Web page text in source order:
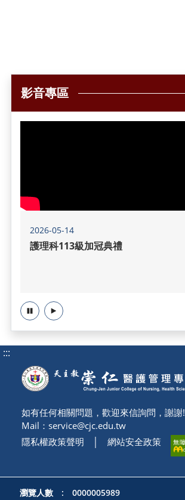
影音專區
暫停 播放
2026-05-14
護理科113級加冠典禮
:::
如有任何相關問題，歡迎來信詢問，謝謝!
Mail： service@cjc.edu.tw
隱私權政策聲明
網站安全政策
瀏覽人數 : 0000005989